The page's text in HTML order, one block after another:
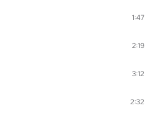
1:47
2:19
3:12
2:32